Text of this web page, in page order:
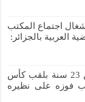
اجتماع المكتب
العربية بالجزائر:
توج المنتخب الوطني لأقل من 23 سنة بلقب كأس
فوزه على نظيره